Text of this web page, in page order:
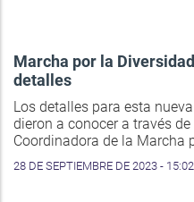
Marcha por la
detalles
Los detalles para esta
dieron a conocer a través
Coordinadora de la Marcha
28 DE SEPTIEMBRE DE 2023 - 15:02